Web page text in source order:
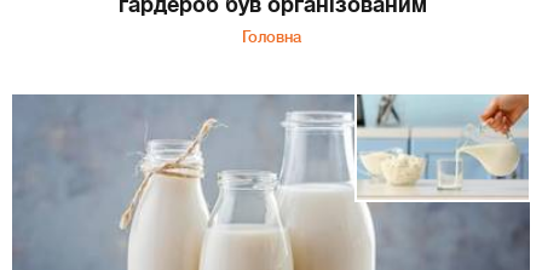
гардероб був організованим
Головна